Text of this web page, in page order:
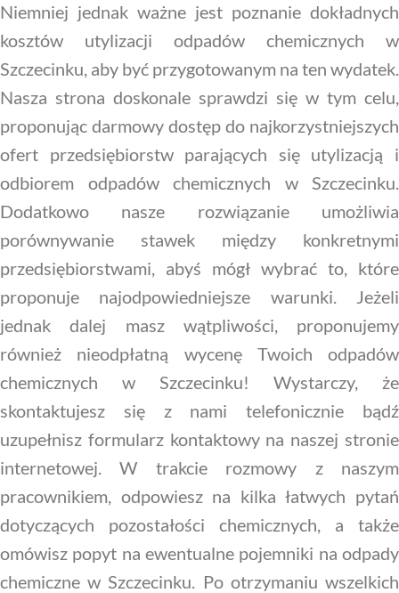
Niemniej jednak ważne jest poznanie dokładnych
kosztów utylizacji odpadów chemicznych w
Szczecinku, aby być przygotowanym na ten wydatek.
Nasza strona doskonale sprawdzi się w tym celu,
proponując darmowy dostęp do najkorzystniejszych
ofert przedsiębiorstw parających się utylizacją i
odbiorem odpadów chemicznych w Szczecinku.
Dodatkowo nasze rozwiązanie umożliwia
porównywanie stawek między konkretnymi
przedsiębiorstwami, abyś mógł wybrać to, które
proponuje najodpowiedniejsze warunki. Jeżeli
jednak dalej masz wątpliwości, proponujemy
również nieodpłatną wycenę Twoich odpadów
chemicznych w Szczecinku! Wystarczy, że
skontaktujesz się z nami telefonicznie bądź
uzupełnisz formularz kontaktowy na naszej stronie
internetowej. W trakcie rozmowy z naszym
pracownikiem, odpowiesz na kilka łatwych pytań
dotyczących pozostałości chemicznych, a także
omówisz popyt na ewentualne pojemniki na odpady
chemiczne w Szczecinku. Po otrzymaniu wszelkich